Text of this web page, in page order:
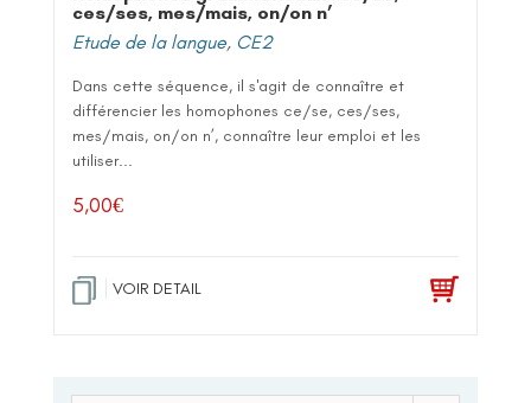
ces/ses, mes/mais, on/on n’
Etude de la langue, CE2
Dans cette séquence, il s'agit de connaître et
différencier les homophones ce/se, ces/ses,
mes/mais, on/on n’, connaître leur emploi et les
utiliser...
5,00€
VOIR DETAIL